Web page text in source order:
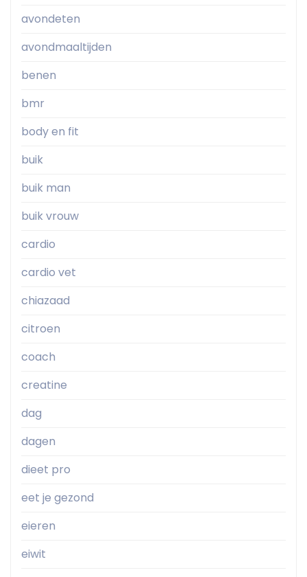
avondeten
avondmaaltijden
benen
bmr
body en fit
buik
buik man
buik vrouw
cardio
cardio vet
chiazaad
citroen
coach
creatine
dag
dagen
dieet pro
eet je gezond
eieren
eiwit